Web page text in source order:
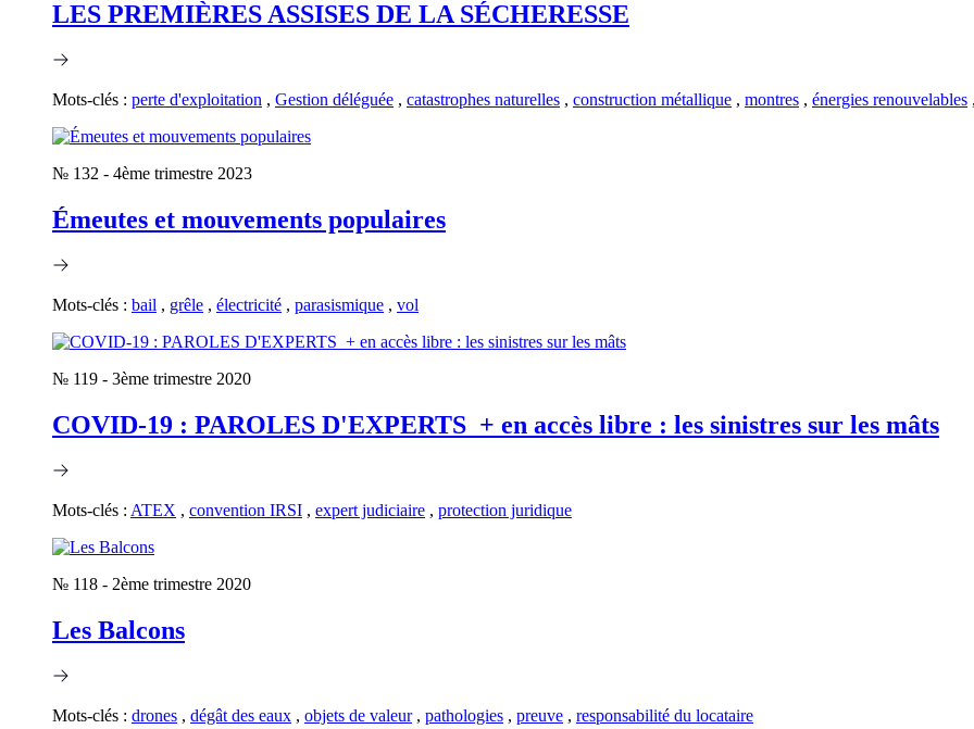
LES PREMIÈRES ASSISES DE LA SÉCHERESSE
Mots-clés : perte d'exploitation , Gestion déléguée , catastrophes naturelles , construction métallique , montres , énergies renouvelables
№ 132 - 4ème trimestre 2023
Émeutes et mouvements populaires
Mots-clés : bail , grêle , électricité , parasismique , vol
№ 119 - 3ème trimestre 2020
COVID-19 : PAROLES D'EXPERTS + en accès libre : les sinistres sur les mâts
Mots-clés : ATEX , convention IRSI , expert judiciaire , protection juridique
№ 118 - 2ème trimestre 2020
Les Balcons
Mots-clés : drones , dégât des eaux , objets de valeur, pathologies , preuve , responsabilité du locataire